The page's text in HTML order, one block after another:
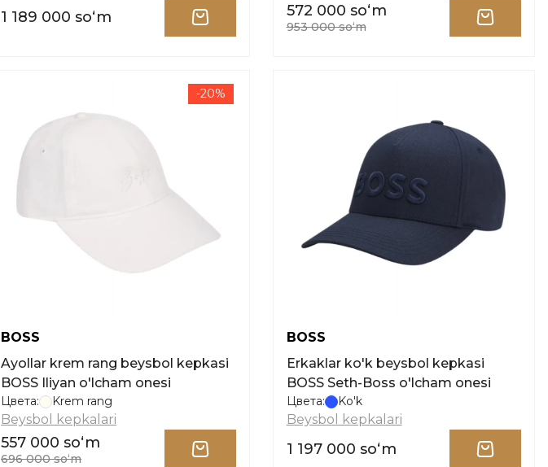
1 189 000 soʻm 572 000 soʻm
953 000 soʻm
-20%
BOSS
Ayollar krem rang beysbol kepkasi
BOSS Iliyan o'lcham onesi
Цвета: Krem rang
Beysbol kepkalari
557 000 soʻm
696 000 soʻm
BOSS
Erkaklar ko'k beysbol kepkasi
BOSS Seth-Boss o'lcham onesi
Цвета: Ko'k
Beysbol kepkalari
1 197 000 soʻm